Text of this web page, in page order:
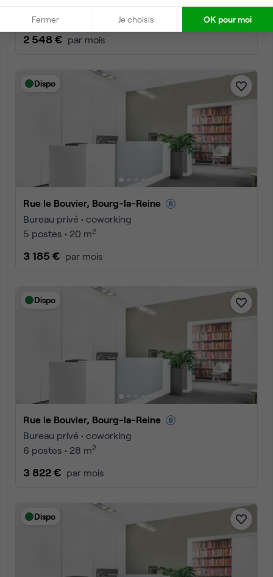
4 postes • 16 m
2 548 € par mois
Dispo
Rue le Bouvier, Bourg-la-Reine
Bureau privé • coworking
5 postes • 20 m2
3 185 € par mois
Dispo
Rue le Bouvier, Bourg-la-Reine
Bureau privé • coworking
6 postes • 28 m2
3 822 € par mois
Dispo
Fermer Je choisis OK pour moi